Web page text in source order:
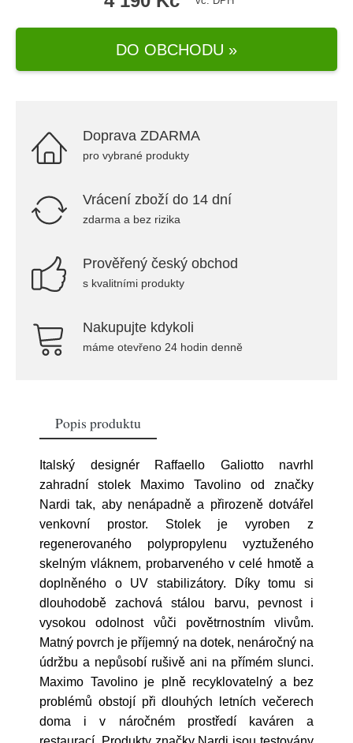
DO OBCHODU »
Doprava ZDARMA
pro vybrané produkty
Vrácení zboží do 14 dní
zdarma a bez rizika
Prověřený český obchod
s kvalitními produkty
Nakupujte kdykoli
máme otevřeno 24 hodin denně
Popis produktu
Italský designér Raffaello Galiotto navrhl
zahradní stolek Maximo Tavolino od značky
Nardi tak, aby nenápadně a přirozeně dotvářel
venkovní prostor. Stolek je vyroben z
regenerovaného polypropylenu vyztuženého
skelným vláknem, probarveného v celé hmotě a
doplněného o UV stabilizátory. Díky tomu si
dlouhodobě zachová stálou barvu, pevnost i
vysokou odolnost vůči povětrnostním vlivům.
Matný povrch je příjemný na dotek, nenáročný na
údržbu a nepůsobí rušivě ani na přímém slunci.
Maximo Tavolino je plně recyklovatelný a bez
problémů obstojí při dlouhých letních večerech
doma i v náročném prostředí kaváren a